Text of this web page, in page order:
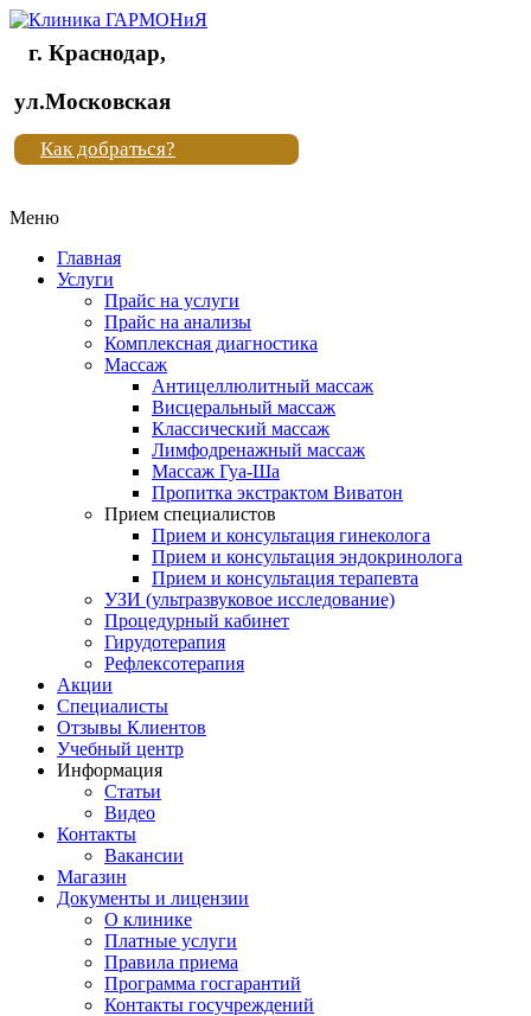
Клиника
"Новая
жизнь"
Клиника
жизнь"
г. Краснодар,
ул.Московская
Как добраться?
Меню
Главная
Услуги
Прайс на услуги
Прайс на анализы
Комплексная диагностика
Массаж
Антицеллюлитный массаж
Висцеральный массаж
Классический массаж
Лимфодренажный массаж
Массаж Гуа-Ша
Пропитка экстрактом Виватон
Прием специалистов
Прием и консультация гинеколога
Прием и консультация эндокринолога
Прием и консультация терапевта
УЗИ (ультразвуковое исследование)
Процедурный кабинет
Гирудотерапия
Рефлексотерапия
Акции
Специалисты
Отзывы Клиентов
Учебный центр
Информация
Статьи
Видео
Контакты
Вакансии
Магазин
Документы и лицензии
О клинике
Платные услуги
Правила приема
Программа госгарантий
Контакты госучреждений